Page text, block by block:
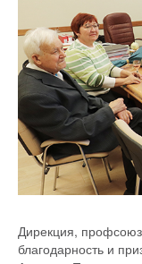
Дирекция,
благодарность и